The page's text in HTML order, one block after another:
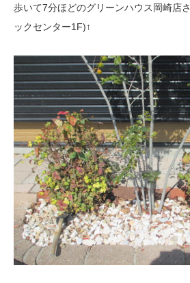
歩いて7分ほどのグリーンハウス岡崎店
ックセンター1F)↑